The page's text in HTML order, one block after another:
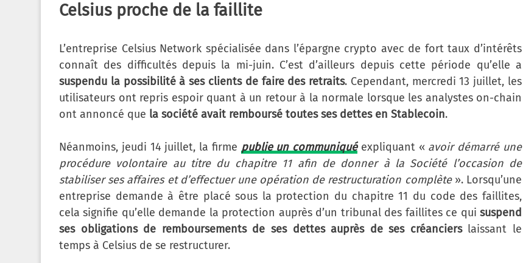
Celsius proche de la faillite
L’entreprise Celsius Network spécialisée dans l’épargne crypto avec de fort taux d’intérêts
connaît des difficultés depuis la mi-juin. C’est d’ailleurs depuis cette période qu’elle a
suspendu la possibilité à ses clients de faire des retraits. Cependant, mercredi 13 juillet, les
utilisateurs ont repris espoir quant à un retour à la normale lorsque les analystes on-chain
ont annoncé que la société avait remboursé toutes ses dettes en Stablecoin.
Néanmoins, jeudi 14 juillet, la firme publie un communiquéexpliquant « avoir démarré une
procédure volontaire au titre du chapitre 11 afin de donner à la Société l’occasion de
stabiliser ses affaires et d’effectuer une opération de restructuration complète». Lorsqu’une
entreprise demande à être placé sous la protection du chapitre 11 du code des faillites,
cela signifie qu’elle demande la protection auprès d’un tribunal des faillites ce qui suspend
ses obligations de remboursements de ses dettes auprès de ses créancierslaissant le
temps à Celsius de se restructurer.